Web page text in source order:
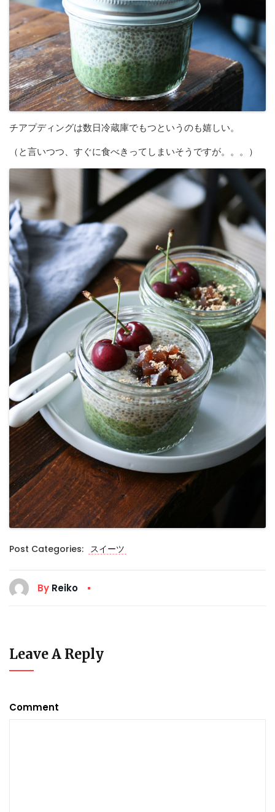
チアプディングは数日冷蔵庫でもつというのも嬉しい。
（と言いつつ、すぐに食べきってしまいそうですが。。。）
Post Categories: スイーツ
By Reiko
Leave A Reply
Comment